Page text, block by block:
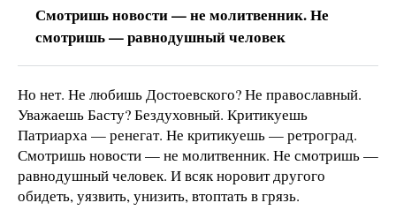
Смотришь новости — не молитвенник. Не
смотришь — равнодушный человек
Но нет. Не любишь Достоевского? Не православный.
Уважаешь Басту? Бездуховный. Критикуешь
Патриарха — ренегат. Не критикуешь — ретроград.
Смотришь новости — не молитвенник. Не смотришь —
равнодушный человек. И всяк норовит другого
обидеть, уязвить, унизить, втоптать в грязь.